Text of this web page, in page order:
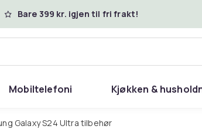
Bare 399 kr. igjen til fri frakt!
Mobiltelefoni Kjøkken &
Galaxy S24 Ultra tilbehør